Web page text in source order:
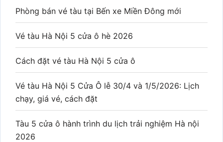
Phòng bán vé tàu tại Bến xe Miền Đông mới
Vé tàu Hà Nội 5 cửa ô hè 2026
Cách đặt vé tàu Hà Nội 5 cửa ô
Vé tàu Hà Nội 5 Cửa Ô lễ 30/4 và 1/5/2026: Lịch
chạy, giá vé, cách đặt
Tàu 5 cửa ô hành trình du lịch trải nghiệm Hà nội
2026